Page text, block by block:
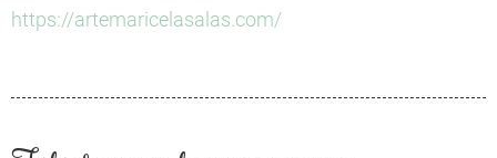
https://artemaricelasalas.com/